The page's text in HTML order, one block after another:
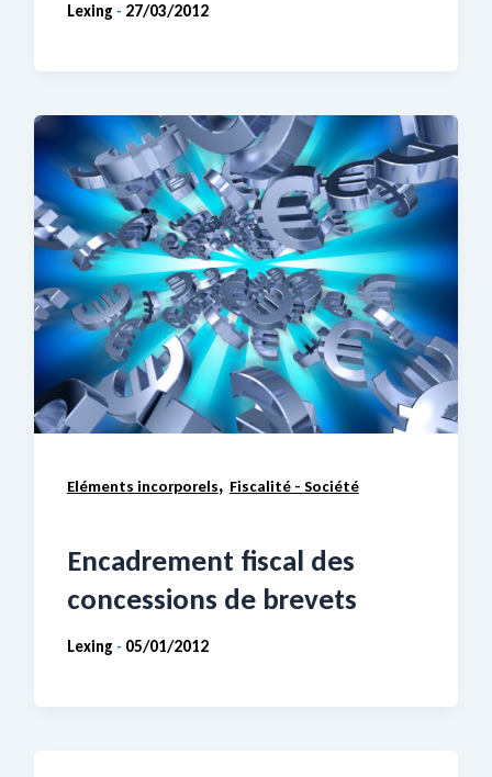
Lexing - 27/03/2012
Eléments incorporels, Fiscalité - Société
Encadrement fiscal des
concessions de brevets
Lexing - 05/01/2012